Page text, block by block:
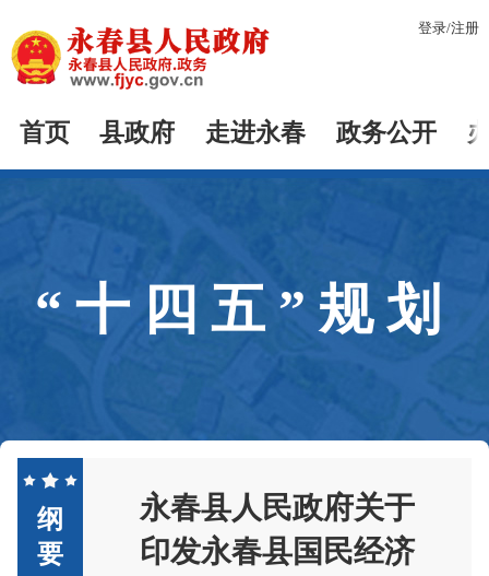
登录/注册
首页 县政府 走进永春 政务公开
“十四五”规划
纲
要
永春县人民政府关于
印发永春县国民经济